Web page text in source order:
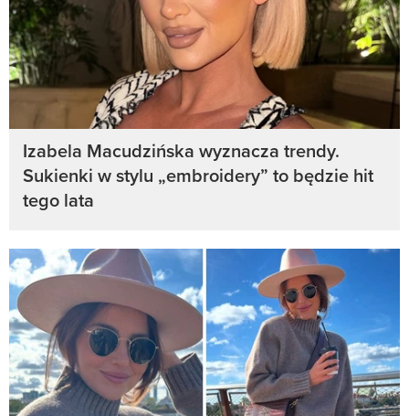
Izabela Macudzińska wyznacza trendy.
Sukienki w stylu „embroidery” to będzie hit
tego lata